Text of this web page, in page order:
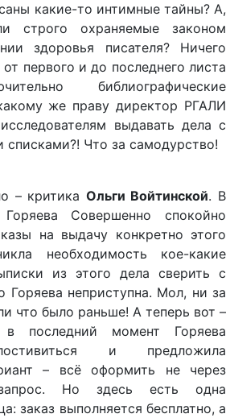
какие-то интимные тайны? А,
строго охраняемые законом
здоровья писателя? Ничего
первого и до последнего листа
библиографические
же праву директор РГАЛИ
выдавать дела с
списками?! Что за самодурство!
– критика Ольги Войтинской. В
Совершенно спокойно
на выдачу конкретно этого
необходимость кое-какие
из этого дела сверить с
Горяева неприступна. Мол, ни за
что было раньше! А теперь вот –
последний момент Горяева
и предложила
– всё оформить не через
Но здесь есть одна
заказ выполняется бесплатно, а